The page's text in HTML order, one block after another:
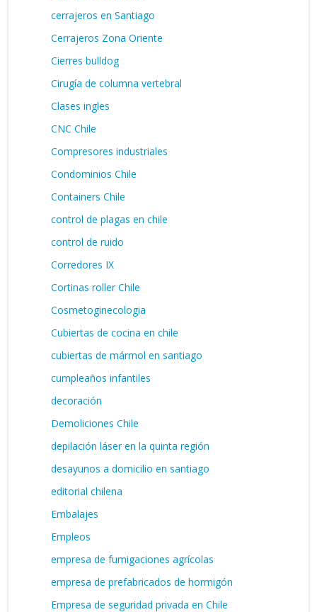
cerrajeros en Santiago
Cerrajeros Zona Oriente
Cierres bulldog
Cirugía de columna vertebral
Clases ingles
CNC Chile
Compresores industriales
Condominios Chile
Containers Chile
control de plagas en chile
control de ruido
Corredores IX
Cortinas roller Chile
Cosmetoginecologia
Cubiertas de cocina en chile
cubiertas de mármol en santiago
cumpleaños infantiles
decoración
Demoliciones Chile
depilación láser en la quinta región
desayunos a domicilio en santiago
editorial chilena
Embalajes
Empleos
empresa de fumigaciones agrícolas
empresa de prefabricados de hormigón
Empresa de seguridad privada en Chile